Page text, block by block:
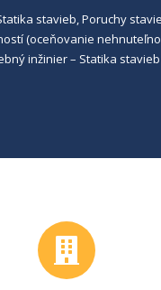
stavieb, Poruchy
(oceňovanie
inžinier – Statika stavieb